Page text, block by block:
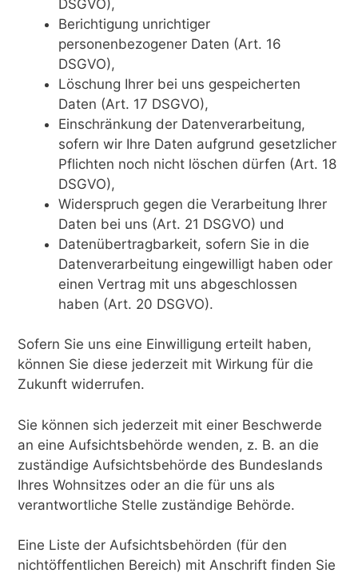
DSGVO),
Berichtigung unrichtiger
personenbezogener Daten (Art. 16
DSGVO),
Löschung Ihrer bei uns gespeicherten
Daten (Art. 17 DSGVO),
Einschränkung der Datenverarbeitung,
sofern wir Ihre Daten aufgrund gesetzlicher
Pflichten noch nicht löschen dürfen (Art. 18
DSGVO),
Widerspruch gegen die Verarbeitung Ihrer
Daten bei uns (Art. 21 DSGVO) und
Datenübertragbarkeit, sofern Sie in die
Datenverarbeitung eingewilligt haben oder
einen Vertrag mit uns abgeschlossen
haben (Art. 20 DSGVO).
Sofern Sie uns eine Einwilligung erteilt haben,
können Sie diese jederzeit mit Wirkung für die
Zukunft widerrufen.
Sie können sich jederzeit mit einer Beschwerde
an eine Aufsichtsbehörde wenden, z. B. an die
zuständige Aufsichtsbehörde des Bundeslands
Ihres Wohnsitzes oder an die für uns als
verantwortliche Stelle zuständige Behörde.
Eine Liste der Aufsichtsbehörden (für den
nichtöffentlichen Bereich) mit Anschrift finden Sie